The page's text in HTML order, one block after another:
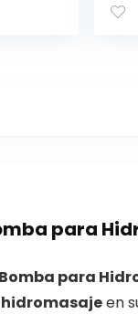
para
Bomba para
hidromasajeen